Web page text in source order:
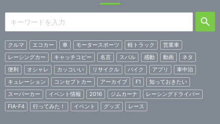
クルマ エコカー 車 モータースポーツ 軽トラック
営業車
レーシングカー
キャッチコピー 名言 スバル 感動 動画
ネタ
便利
オシャレ カッコいい リサイクル バイク アプリ
車中泊
キュレーション
コンセプトカー アーカイブ F1
知っておきたい
スーパーカー
イベント情報 2016 ジムカーナ
レーシングドライバー
FIA-F4
行ってみた！ イベント グッズ レース